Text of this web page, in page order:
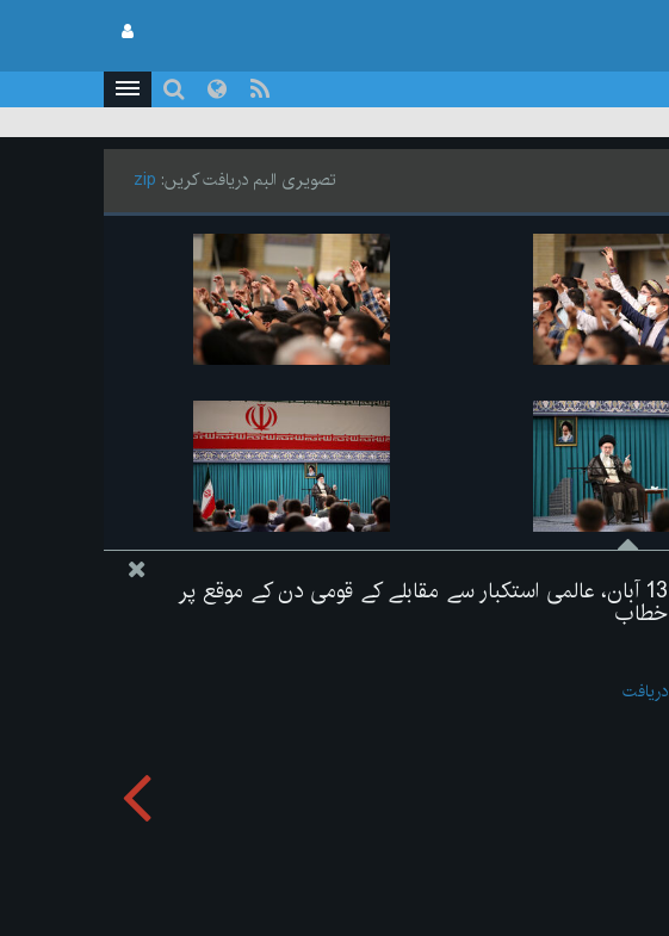
تصویری البم دریافت کریں: zip
13 آبان، عالمی استکبار سے مقابلے کے قومی دن کے موقع پر
خطاب
دریافت